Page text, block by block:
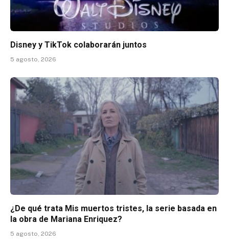
Disney y TikTok colaborarán juntos
5 agosto, 2026
¿De qué trata Mis muertos tristes, la serie basada en
la obra de Mariana Enriquez?
5 agosto, 2026